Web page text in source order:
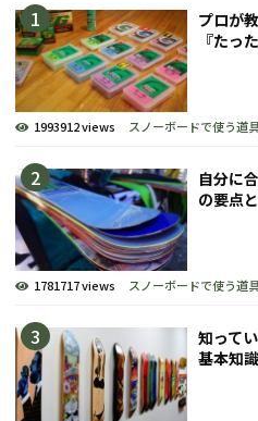
プロが
『たっ
1993912 views スノーボードで使う道
自分に
の要点
1781717 views スノーボードで使う道
知って
基本知